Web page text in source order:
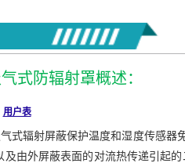
式防辐射罩概述：
用户表
式辐射屏蔽保护温度和湿度传感器
及由外屏蔽表面的对流热传递引起